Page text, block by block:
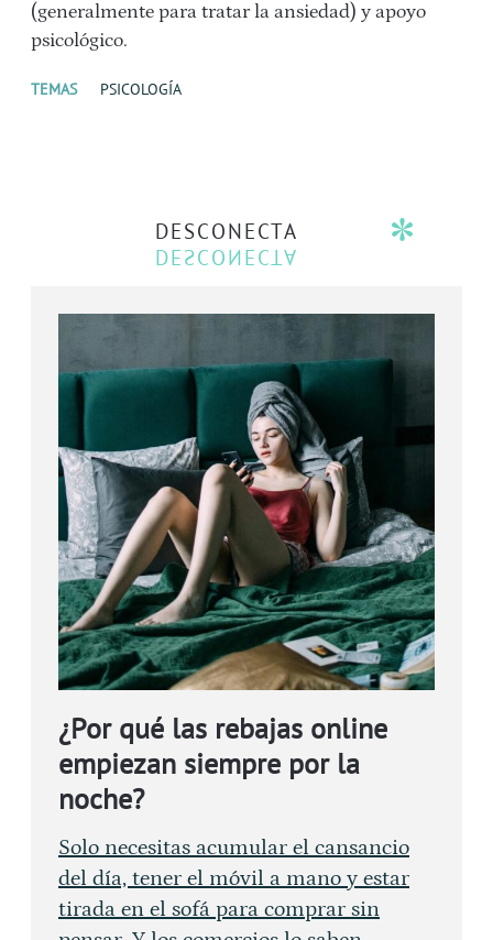
(generalmente para tratar la ansiedad) y apoyo
psicológico.
TEMAS PSICOLOGÍA
DESCONECTA
¿Por qué las rebajas online
empiezan siempre por la
noche?
Solo necesitas acumular el cansancio
del día, tener el móvil a mano y estar
tirada en el sofá para comprar sin